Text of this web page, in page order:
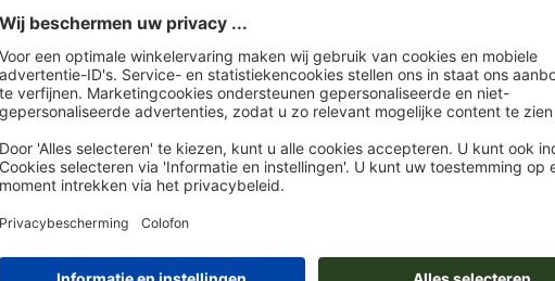
excl. btw
€ 34,53 €
Levering circa:
ma. 24 aug.
Gewicht: ca.44 g
Instructies voor drukgegevens Stickers
Ø 14,8 cm